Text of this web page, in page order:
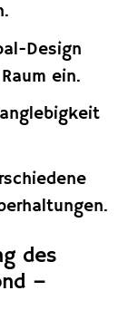
Design
ein.
des
–